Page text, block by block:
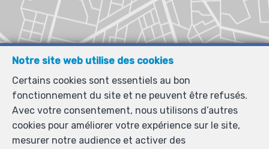
Notre site web utilise des cookies
Certains cookies sont essentiels au bon
fonctionnement du site et ne peuvent être refusés.
Avec votre consentement, nous utilisons d’autres
cookies pour améliorer votre expérience sur le site,
mesurer notre audience et activer des